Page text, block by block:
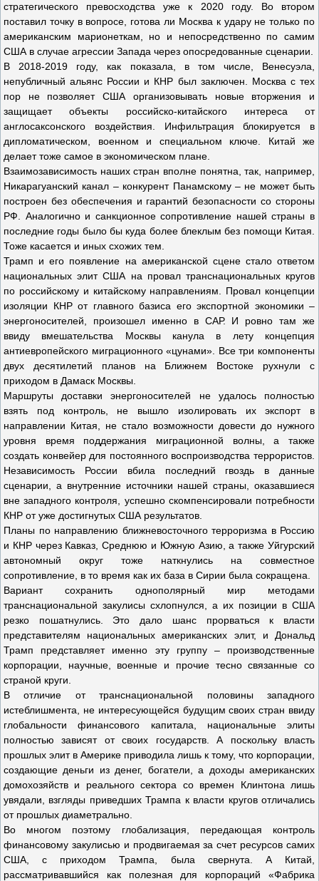
стратегического превосходства уже к 2020 году. Во втором
поставил точку в вопросе, готова ли Москва к удару не только по
американским марионеткам, но и непосредственно по самим
США в случае агрессии Запада через опосредованные сценарии.
В 2018-2019 году, как показала, в том числе, Венесуэла,
непубличный альянс России и КНР был заключен. Москва с тех
пор не позволяет США организовывать новые вторжения и
защищает объекты российско-китайского интереса от
англосаксонского воздействия. Инфильтрация блокируется в
дипломатическом, военном и специальном ключе. Китай же
делает тоже самое в экономическом плане.
Взаимозависимость наших стран вполне понятна, так, например,
Никарагуанский канал – конкурент Панамскому – не может быть
построен без обеспечения и гарантий безопасности со стороны
РФ. Аналогично и санкционное сопротивление нашей страны в
последние годы было бы куда более блеклым без помощи Китая.
Тоже касается и иных схожих тем.
Трамп и его появление на американской сцене стало ответом
национальных элит США на провал транснациональных кругов
по российскому и китайскому направлениям. Провал концепции
изоляции КНР от главного базиса его экспортной экономики –
энергоносителей, произошел именно в САР. И ровно там же
ввиду вмешательства Москвы канула в лету концепция
антиевропейского миграционного «цунами». Все три компоненты
двух десятилетий планов на Ближнем Востоке рухнули с
приходом в Дамаск Москвы.
Маршруты доставки энергоносителей не удалось полностью
взять под контроль, не вышло изолировать их экспорт в
направлении Китая, не стало возможности довести до нужного
уровня время поддержания миграционной волны, а также
создать конвейер для постоянного воспроизводства террористов.
Независимость России вбила последний гвоздь в данные
сценарии, а внутренние источники нашей страны, оказавшиеся
вне западного контроля, успешно скомпенсировали потребности
КНР от уже достигнутых США результатов.
Планы по направлению ближневосточного терроризма в Россию
и КНР через Кавказ, Среднюю и Южную Азию, а также Уйгурский
автономный округ тоже наткнулись на совместное
сопротивление, в то время как их база в Сирии была сокращена.
Вариант сохранить однополярный мир методами
транснациональной закулисы схлопнулся, а их позиции в США
резко пошатнулись. Это дало шанс прорваться к власти
представителям национальных американских элит, и Дональд
Трамп представляет именно эту группу – производственные
корпорации, научные, военные и прочие тесно связанные со
страной круги.
В отличие от транснациональной половины западного
истеблишмента, не интересующейся будущим своих стран ввиду
глобальности финансового капитала, национальные элиты
полностью зависят от своих государств. А поскольку власть
прошлых элит в Америке приводила лишь к тому, что корпорации,
создающие деньги из денег, богатели, а доходы американских
домохозяйств и реального сектора со времен Клинтона лишь
увядали, взгляды приведших Трампа к власти кругов отличались
от прошлых диаметрально.
Во многом поэтому глобализация, передающая контроль
финансовому закулисью и продвигаемая за счет ресурсов самих
США, с приходом Трампа, была свернута. А Китай,
рассматривавшийся как полезная для корпораций «Фабрика